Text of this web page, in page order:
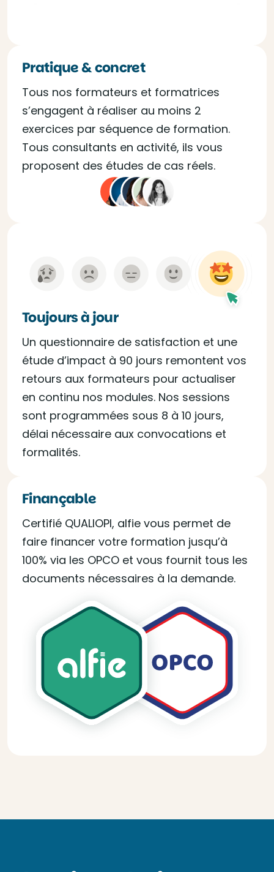
Pratique & concret
Tous nos formateurs et formatrices
s’engagent à réaliser au moins 2
exercices par séquence de formation.
Tous consultants en activité, ils vous
proposent des études de cas réels.
Toujours à jour
Un questionnaire de satisfaction et une
étude d’impact à 90 jours remontent vos
retours aux formateurs pour actualiser
en continu nos modules. Nos sessions
sont programmées sous 8 à 10 jours,
délai nécessaire aux convocations et
formalités.
Finançable
Certifié QUALIOPI, alfie vous permet de
faire financer votre formation jusqu’à
100% via les OPCO et vous fournit tous les
documents nécessaires à la demande.